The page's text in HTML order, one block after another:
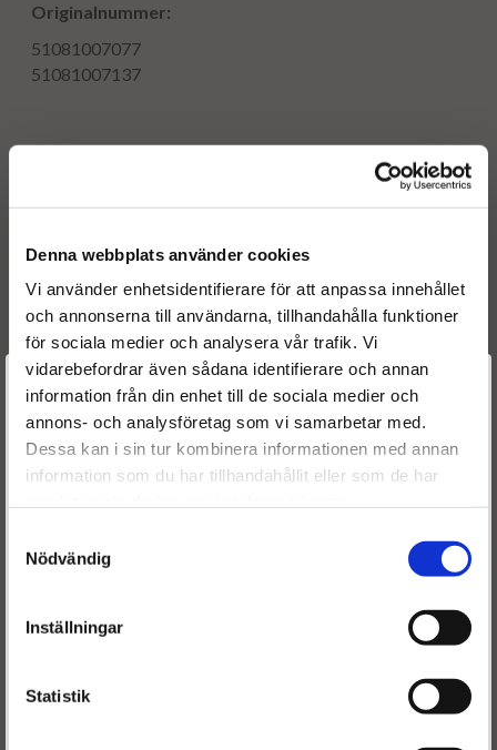
Denna webbplats använder cookies
Vi använder enhetsidentifierare för att anpassa innehållet
och annonserna till användarna, tillhandahålla funktioner
för sociala medier och analysera vår trafik. Vi
vidarebefordrar även sådana identifierare och annan
information från din enhet till de sociala medier och
annons- och analysföretag som vi samarbetar med.
Dessa kan i sin tur kombinera informationen med annan
information som du har tillhandahållit eller som de har
Nödvändig
Inställningar
Statistik
Originalnummer:
51081007077
51081007137
Frakt & leverans:
Fri frakt tur & retur av stomme - leveranstiden är ca 2-5
arbetsdagar.
Våra EGR kylare levereras med 24 månaders garanti.
Som en säkerhet för att få tillbaka er gamla EGR kylare
Välkommen till
Dieselspecialisten.se
För att förbättra din upplevelse på vår hemsida ber vi dig
välja vilken kategori du tillhör